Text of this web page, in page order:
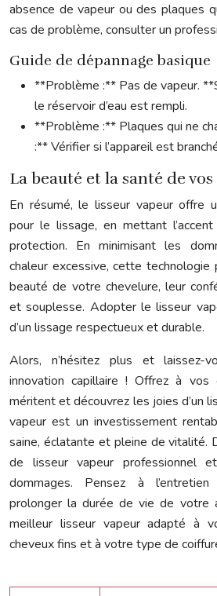
absence de vapeur ou des plaques
cas de problème, consulter un
Guide de dépannage basique
**Problème :** Pas de vapeur.
le réservoir d’eau est rempli.
**Problème :** Plaques qui ne
:** Vérifier si l’appareil est
La beauté et la santé de
En résumé, le lisseur vapeur offre
pour le lissage, en mettant
protection. En minimisant les
chaleur excessive, cette
beauté de votre chevelure, leur
et souplesse. Adopter le lisseur
d’un lissage respectueux et durable.
Alors, n’hésitez plus et laissez-
innovation capillaire ! Offrez à vos
méritent et découvrez les joies d’un
vapeur est un investissement
saine, éclatante et pleine de vitalité.
de lisseur vapeur professionnel
dommages. Pensez à
prolonger la durée de vie de votre
meilleur lisseur vapeur adapté à
cheveux fins et à votre type de